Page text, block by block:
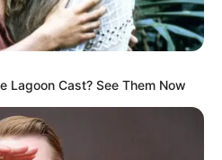
ΟΡΟΙ ΧΡΗΣΗΣ
Lagoon Cast? See Them Now